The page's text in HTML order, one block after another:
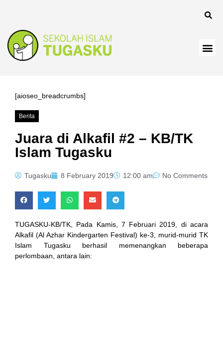
[aioseo_breadcrumbs]
Berita
Juara di Alkafil #2 – KB/TK
Islam Tugasku
Tugasku 8 February 2019 12:00 am No Comments
TUGASKU-KB/TK, Pada Kamis, 7 Februari 2019, di acara
Alkafil (Al Azhar Kindergarten Festival) ke-3, murid-murid TK
Islam Tugasku berhasil memenangkan beberapa
perlombaan, antara lain: